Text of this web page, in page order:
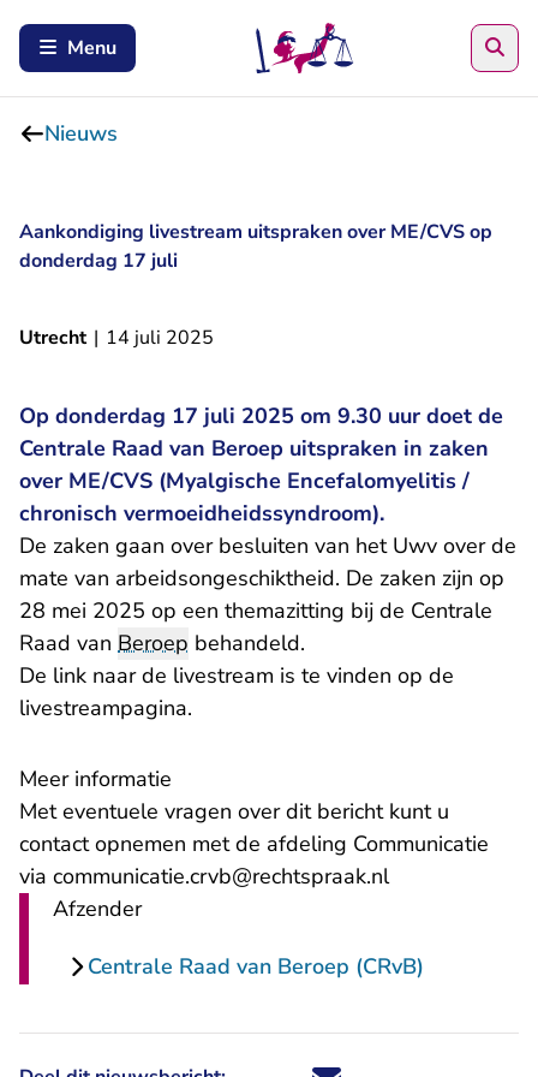
Menu
Nieuws
Aankondiging livestream uitspraken over ME/CVS op
donderdag 17 juli
Utrecht | 14 juli 2025
Op donderdag 17 juli 2025 om 9.30 uur doet de
Centrale Raad van Beroep uitspraken in zaken
over ME/CVS (Myalgische Encefalomyelitis /
chronisch vermoeidheidssyndroom).
De zaken gaan over besluiten van het Uwv over de
mate van arbeidsongeschiktheid. De zaken zijn op
28 mei 2025 op een themazitting bij de Centrale
Raad van Beroep behandeld.
De link naar de livestream is te vinden op de
livestreampagina.
Meer informatie
Met eventuele vragen over dit bericht kunt u
contact opnemen met de afdeling Communicatie
via communicatie.crvb@rechtspraak.nl
Afzender
Centrale Raad van Beroep (CRvB)